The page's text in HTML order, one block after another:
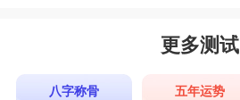
更多测试
八字称骨 五年运势